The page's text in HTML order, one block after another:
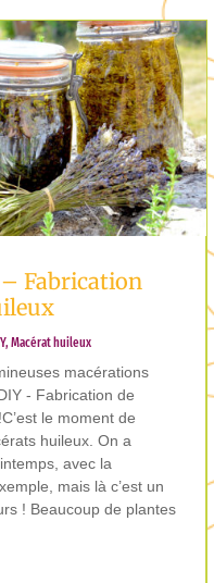
Fabrication
,Macérat huileux
macérations
- Fabrication de
le moment de
huileux. On a
avec la
mais là c’est un
! Beaucoup de plantes